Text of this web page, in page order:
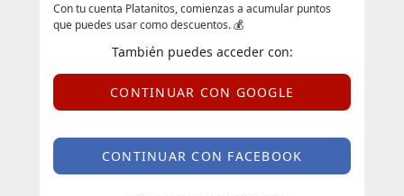
Con tu cuenta Platanitos, comienzas a acumular puntos
que puedes usar como descuentos. 💰
También puedes acceder con:
CONTINUAR CON GOOGLE
CONTINUAR CON FACEBOOK